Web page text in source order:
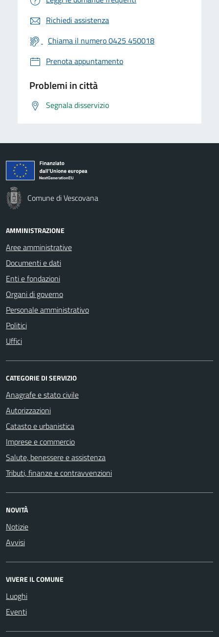
Richiedi assistenza
Chiama il numero 0425 450018
Prenota appuntamento
Problemi in città
Segnala disservizio
Comune di Vescovana
AMMINISTRAZIONE
Aree amministrative
Documenti e dati
Enti e fondazioni
Organi di governo
Personale amministrativo
Politici
Uffici
CATEGORIE DI SERVIZIO
Anagrafe e stato civile
Autorizzazioni
Catasto e urbanistica
Imprese e commercio
Salute, benessere e assistenza
Tributi, finanze e contravvenzioni
NOVITÀ
Notizie
Avvisi
VIVERE IL COMUNE
Luoghi
Eventi